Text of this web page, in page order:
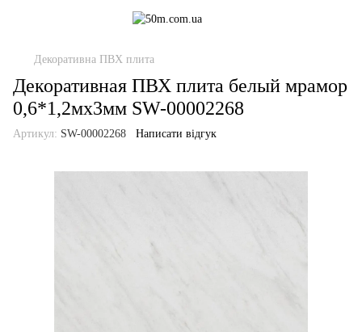
Декоративна ПВХ плита
Декоративная ПВХ плита белый мрамор
0,6*1,2мх3мм SW-00002268
Артикул: SW-00002268 Написати відгук